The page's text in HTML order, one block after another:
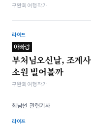
구완회 여행작가
라이프
아빠랑
부처님오신날, 조계
소원 빌어볼까
구완회 여행작가
최남선 관련기사
라이프